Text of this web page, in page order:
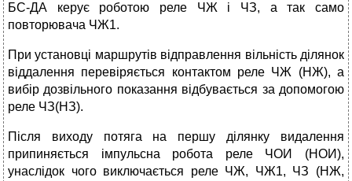
БС-ДА керує роботою реле ЧЖ і ЧЗ, а так само
повторювача ЧЖ1.
При установці маршрутів відправлення вільність ділянок
віддалення перевіряється контактом реле ЧЖ (НЖ), а
вибір дозвільного показання відбувається за допомогою
реле ЧЗ(НЗ).
Після виходу потяга на першу ділянку видалення
припиняється імпульсна робота реле ЧОИ (НОИ),
унаслідок чого виключається реле ЧЖ, ЧЖ1, ЧЗ (НЖ,